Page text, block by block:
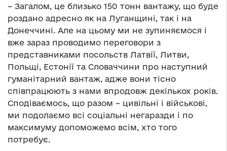
– Загалом, це близько 150 тонн вантажу, що буде
роздано адресно як на Луганщині, так і на
Донеччині. Але на цьому ми не зупиняємося і
вже зараз проводимо переговори з
представниками посольств Латвії, Литви,
Польщі, Естонії та Словаччини про наступний
гуманітарний вантаж, адже вони тісно
співпрацюють з нами впродовж декількох років.
Сподіваємось, що разом – цивільні і військові,
ми подолаємо всі соціальні негаразди і по
максимуму допоможемо всім, хто того
потребує.